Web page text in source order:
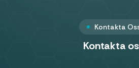
Kontakta
Kontakta